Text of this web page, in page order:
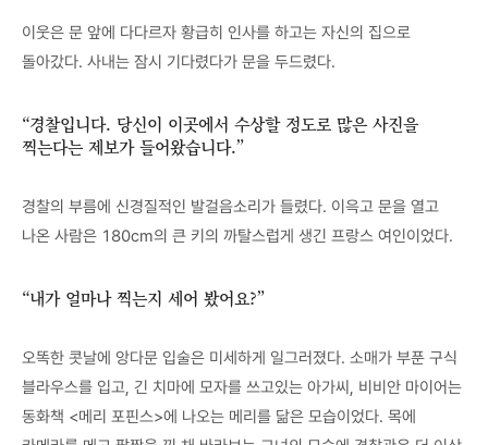
이웃은 문 앞에 다다르자 황급히 인사를 하고는 자신의 집으로
돌아갔다. 사내는 잠시 기다렸다가 문을 두드렸다.
“경찰입니다. 당신이 이곳에서 수상할 정도로 많은 사진을
찍는다는 제보가 들어왔습니다.”
경찰의 부름에 신경질적인 발걸음소리가 들렸다. 이윽고 문을 열고
나온 사람은 180cm의 큰 키의 까탈스럽게 생긴 프랑스 여인이었다.
“내가 얼마나 찍는지 세어 봤어요?”
오똑한 콧날에 앙다문 입술은 미세하게 일그러졌다. 소매가 부푼 구식
블라우스를 입고, 긴 치마에 모자를 쓰고있는 아가씨, 비비안 마이어는
동화책 <메리 포핀스>에 나오는 메리를 닮은 모습이었다. 목에